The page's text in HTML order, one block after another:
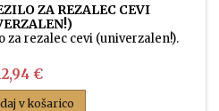
ZA REZALEC CEVI
za rezalec cevi (univerzalen!).
€
v košarico